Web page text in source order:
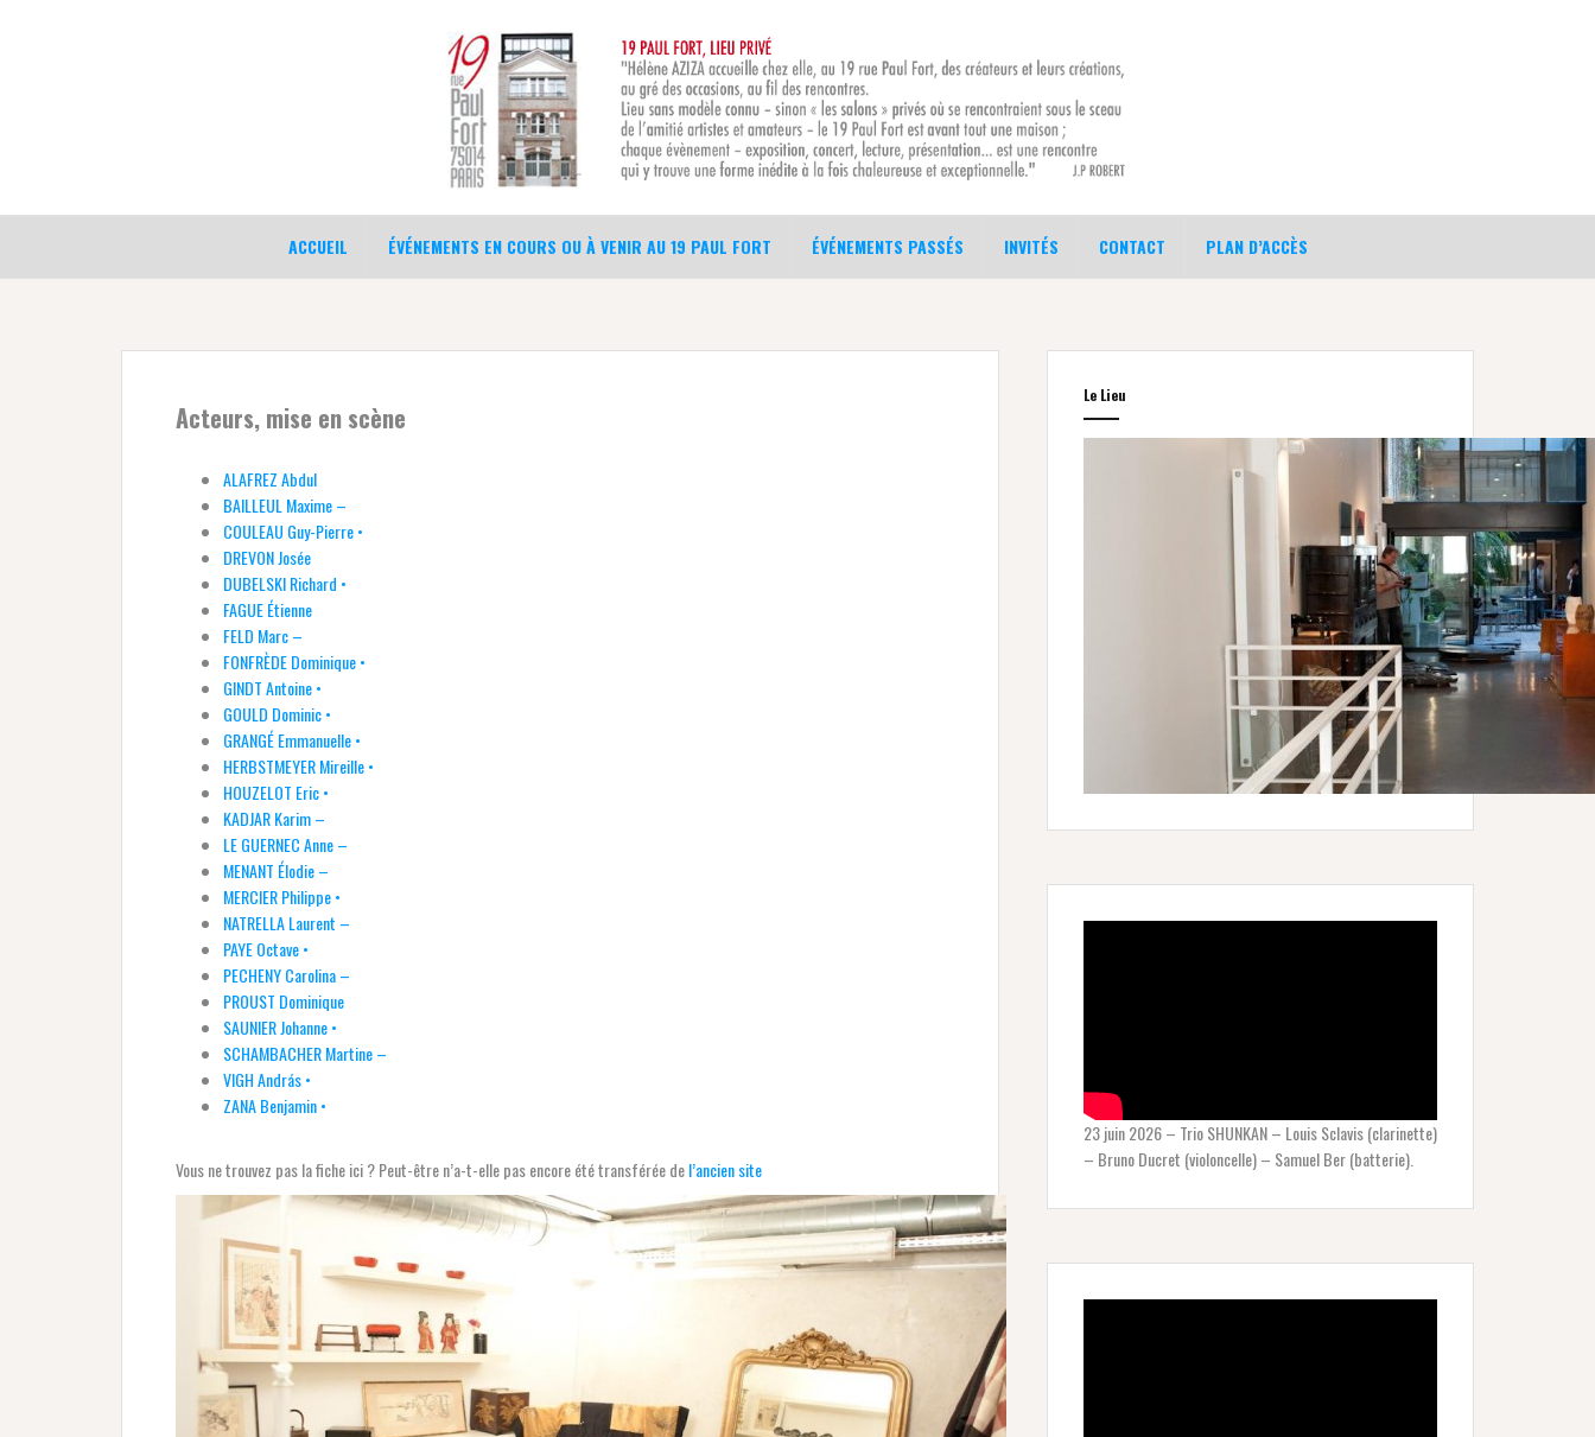
ACCUEIL ÉVÉNEMENTS EN COURS OU À VENIR AU 19 PAUL FORT ÉVÉNEMENTS PASSÉS INVITÉS CONTACT PLAN D’ACCÈS
Acteurs, mise en scène
ALAFREZ Abdul
BAILLEUL Maxime –
COULEAU Guy-Pierre •
DREVON Josée
DUBELSKI Richard •
FAGUE Étienne
FELD Marc –
FONFRÈDE Dominique •
GINDT Antoine •
GOULD Dominic •
GRANGÉ Emmanuelle •
HERBSTMEYER Mireille •
HOUZELOT Eric •
KADJAR Karim –
LE GUERNEC Anne –
MENANT Élodie –
MERCIER Philippe •
NATRELLA Laurent –
PAYE Octave •
PECHENY Carolina –
PROUST Dominique
SAUNIER Johanne •
SCHAMBACHER Martine –
VIGH András •
ZANA Benjamin •
Vous ne trouvez pas la fiche ici ? Peut-être n’a-t-elle pas encore été transférée del’ancien site
Le Lieu
23 juin 2026 – Trio SHUNKAN – Louis Sclavis (clarinette)
– Bruno Ducret (violoncelle) – Samuel Ber (batterie).